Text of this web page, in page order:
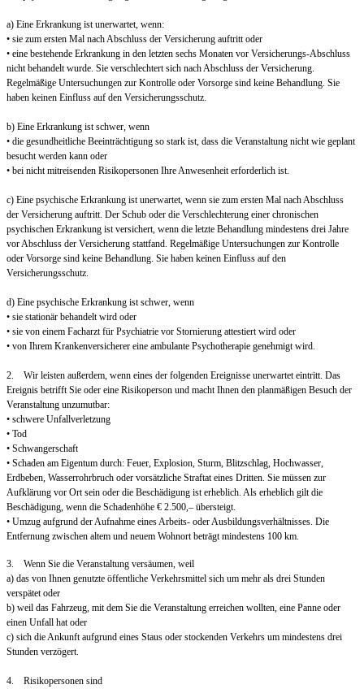
a) Eine Erkrankung ist unerwartet, wenn:
• sie zum ersten Mal nach Abschluss der Versicherung auftritt oder
• eine bestehende Erkrankung in den letzten sechs Monaten vor Versicherungs-Abschluss
nicht behandelt wurde. Sie verschlechtert sich nach Abschluss der Versicherung.
Regelmäßige Untersuchungen zur Kontrolle oder Vorsorge sind keine Behandlung. Sie
haben keinen Einfluss auf den Versicherungsschutz.
b) Eine Erkrankung ist schwer, wenn
• die gesundheitliche Beeinträchtigung so stark ist, dass die Veranstaltung nicht wie geplant
besucht werden kann oder
• bei nicht mitreisenden Risikopersonen Ihre Anwesenheit erforderlich ist.
c) Eine psychische Erkrankung ist unerwartet, wenn sie zum ersten Mal nach Abschluss
der Versicherung auftritt. Der Schub oder die Verschlechterung einer chronischen
psychischen Erkrankung ist versichert, wenn die letzte Behandlung mindestens drei Jahre
vor Abschluss der Versicherung stattfand. Regelmäßige Untersuchungen zur Kontrolle
oder Vorsorge sind keine Behandlung. Sie haben keinen Einfluss auf den
Versicherungsschutz.
d) Eine psychische Erkrankung ist schwer, wenn
• sie stationär behandelt wird oder
• sie von einem Facharzt für Psychiatrie vor Stornierung attestiert wird oder
• von Ihrem Krankenversicherer eine ambulante Psychotherapie genehmigt wird.
2. Wir leisten außerdem, wenn eines der folgenden Ereignisse unerwartet eintritt. Das
Ereignis betrifft Sie oder eine Risikoperson und macht Ihnen den planmäßigen Besuch der
Veranstaltung unzumutbar:
• schwere Unfallverletzung
• Tod
• Schwangerschaft
• Schaden am Eigentum durch: Feuer, Explosion, Sturm, Blitzschlag, Hochwasser,
Erdbeben, Wasserrohrbruch oder vorsätzliche Straftat eines Dritten. Sie müssen zur
Aufklärung vor Ort sein oder die Beschädigung ist erheblich. Als erheblich gilt die
Beschädigung, wenn die Schadenhöhe € 2.500,– übersteigt.
• Umzug aufgrund der Aufnahme eines Arbeits- oder Ausbildungsverhältnisses. Die
Entfernung zwischen altem und neuem Wohnort beträgt mindestens 100 km.
3. Wenn Sie die Veranstaltung versäumen, weil
a) das von Ihnen genutzte öffentliche Verkehrsmittel sich um mehr als drei Stunden
verspätet oder
b) weil das Fahrzeug, mit dem Sie die Veranstaltung erreichen wollten, eine Panne oder
einen Unfall hat oder
c) sich die Ankunft aufgrund eines Staus oder stockenden Verkehrs um mindestens drei
Stunden verzögert.
4. Risikopersonen sind